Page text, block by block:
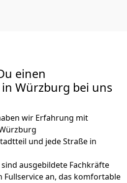
einen
Würzburg bei uns
wir Erfahrung mit
und jede Straße in
ausgebildete Fachkräfte
Fullservice an, das komfortable